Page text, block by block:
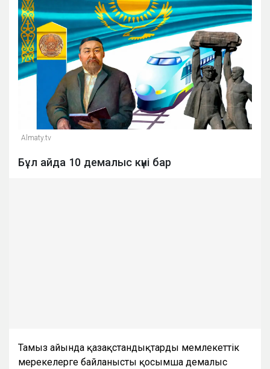
Almaty.tv
Бұл айда 10 демалыс күні бар
Тамыз айында қазақстандықтарды мемлекеттік
мерекелерге байланысты қосымша демалыс